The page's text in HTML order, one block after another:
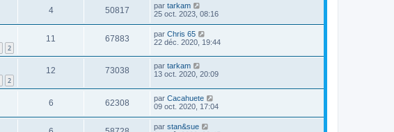
4 50817 par tarkam
25 oct. 2023, 08:16
2
11 67883 par Chris 65
22 déc. 2020, 19:44
2
12 73038 par tarkam
13 oct. 2020, 20:09
6 62308 par Cacahuete
09 oct. 2020, 17:04
par stan&sue